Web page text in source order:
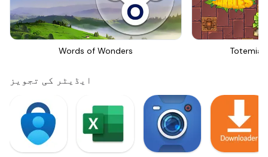
Words of Wonders Totemia
ایڈیٹر کی تجویز